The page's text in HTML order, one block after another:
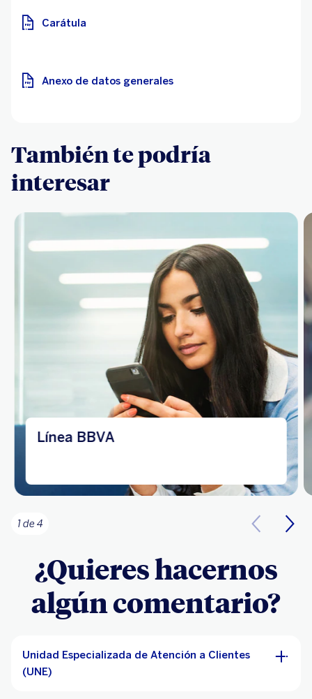
Carátula
Anexo de datos generales
También te podría
interesar
Línea BBVA
1 de 4
¿Quieres hacernos
algún comentario?
Unidad Especializada de Atención a Clientes
(UNE)